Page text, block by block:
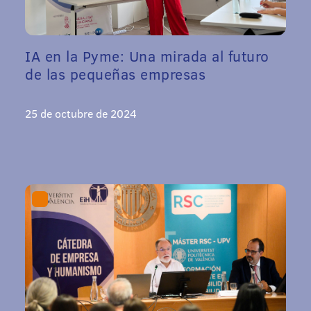
IA en la Pyme: Una mirada al futuro
de las pequeñas empresas
25 de octubre de 2024